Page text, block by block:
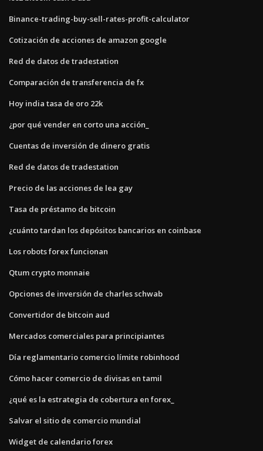
Binance-trading-buy-sell-rates-profit-calculator
Cotización de acciones de amazon google
Red de datos de tradestation
Comparación de transferencia de fx
Hoy india tasa de oro 22k
¿por qué vender en corto una acción_
Cuentas de inversión de dinero gratis
Red de datos de tradestation
Precio de las acciones de lea gay
Tasa de préstamo de bitcoin
¿cuánto tardan los depósitos bancarios en coinbase
Los robots forex funcionan
Qtum crypto monnaie
Opciones de inversión de charles schwab
Convertidor de bitcoin aud
Mercados comerciales para principiantes
Día reglamentario comercio límite robinhood
Cómo hacer comercio de divisas en tamil
¿qué es la estrategia de cobertura en forex_
Salvar el sitio de comercio mundial
Widget de calendario forex